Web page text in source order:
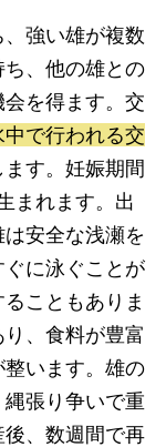
強い雄が複数
、他の雄との
を得ます。交
中で行われる交
ます。妊娠期間
まれます。出
安全な浅瀬を
に泳ぐことが
こともありま
、食料が豊富
います。雄の
張り争いで重
、数週間で再